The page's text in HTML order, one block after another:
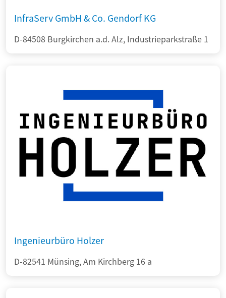
InfraServ GmbH & Co. Gendorf KG
D-84508 Burgkirchen a.d. Alz, Industrieparkstraße 1
Ingenieurbüro Holzer
D-82541 Münsing, Am Kirchberg 16 a